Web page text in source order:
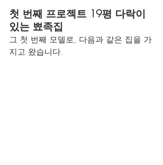
첫 번째 프로젝트 19평 다락이
있는 뾰족집
그 첫 번째 모델로, 다음과 같은 집을 가
지고 왔습니다.